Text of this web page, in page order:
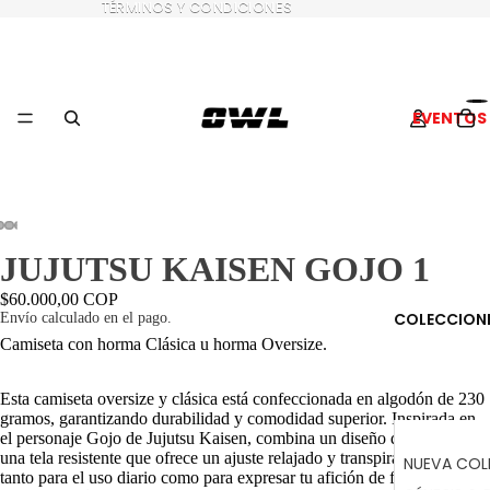
TÉRMINOS Y CONDICIONES
TÉRMINOS Y CONDICIONES
EVENTOS
NUEVA
JUJUTSU KAISEN GOJO 1
$60.000,00 COP
Envío calculado en el pago.
Camiseta con horma Clásica u horma Oversize.
Esta camiseta oversize y clásica está confeccionada en algodón de 230
gramos, garantizando durabilidad y comodidad superior. Inspirada en
el personaje Gojo de Jujutsu Kaisen, combina un diseño distintivo con
una tela resistente que ofrece un ajuste relajado y transpirable, ideal
tanto para el uso diario como para expresar tu afición de forma